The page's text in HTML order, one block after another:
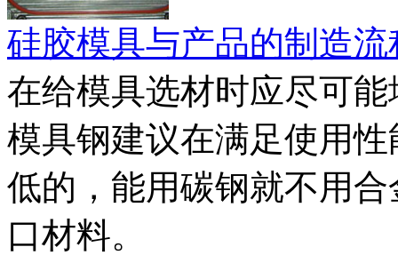
硅胶模具与产品的制造流
在给模具选材时应尽可
模具钢建议在满足使用
低的，能用碳钢就不用
口材料。